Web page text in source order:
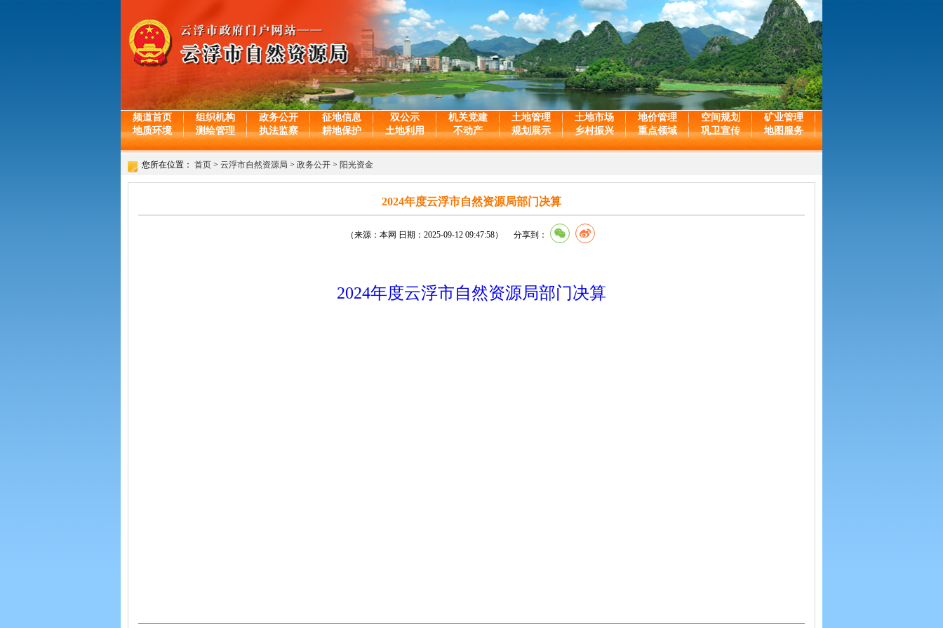
频道首页 组织机构 政务公开 征地信息 双公示 机关党建 土地管理 土地市场 地价管理 空间规划
矿业管理
地质环境
测绘管理 执法监察 耕地保护 土地利用 不动产 规划展示 乡村振兴 重点领域 巩卫宣传 地图服务
您所在位置： 首页 > 云浮市自然资源局 > 政务公开 > 阳光资金
2024年度云浮市自然资源局部门决算
（来源：本网 日期：2025-09-12 09:47:58） 分享到：
2024年度云浮市自然资源局部门决算